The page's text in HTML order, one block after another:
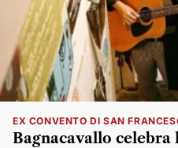
EX CONVENTO DI SAN
Bagnacavallo celebra